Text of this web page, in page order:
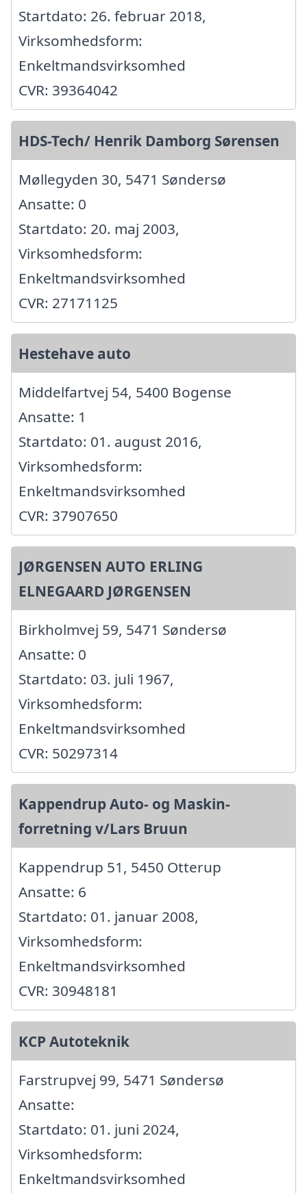
Startdato: 26. februar 2018,
Virksomhedsform:
Enkeltmandsvirksomhed
CVR: 39364042
HDS-Tech/ Henrik Damborg Sørensen
Møllegyden 30, 5471 Søndersø
Ansatte: 0
Startdato: 20. maj 2003,
Virksomhedsform:
Enkeltmandsvirksomhed
CVR: 27171125
Hestehave auto
Middelfartvej 54, 5400 Bogense
Ansatte: 1
Startdato: 01. august 2016,
Virksomhedsform:
Enkeltmandsvirksomhed
CVR: 37907650
JØRGENSEN AUTO ERLING
ELNEGAARD JØRGENSEN
Birkholmvej 59, 5471 Søndersø
Ansatte: 0
Startdato: 03. juli 1967,
Virksomhedsform:
Enkeltmandsvirksomhed
CVR: 50297314
Kappendrup Auto- og Maskin-
forretning v/Lars Bruun
Kappendrup 51, 5450 Otterup
Ansatte: 6
Startdato: 01. januar 2008,
Virksomhedsform:
Enkeltmandsvirksomhed
CVR: 30948181
KCP Autoteknik
Farstrupvej 99, 5471 Søndersø
Ansatte:
Startdato: 01. juni 2024,
Virksomhedsform:
Enkeltmandsvirksomhed